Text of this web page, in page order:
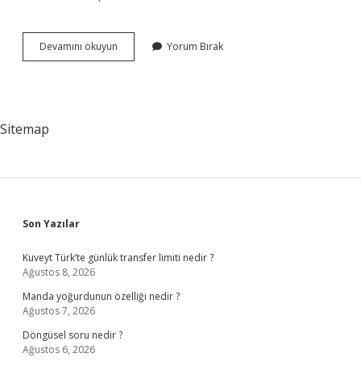
Devamını okuyun Bağdatın
Neyi
Yorum Bırak
Sitemap
Sidebar
Son Yazılar
Kuveyt Türk’te günlük transfer limiti nedir ?
Ağustos 8, 2026
Manda yoğurdunun özelliği nedir ?
Ağustos 7, 2026
Döngüsel soru nedir ?
Ağustos 6, 2026